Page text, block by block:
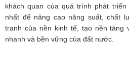
khách quan của quá trình phát
nhất để nâng cao năng suất, chất
tranh của nền kinh tế, tạo nền tảng
nhanh và bền vững của đất nước.